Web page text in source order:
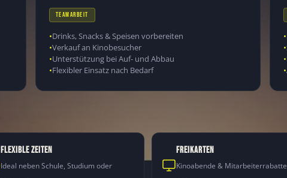
TEAMARBEIT
Drinks, Snacks & Speisen vorbereiten
Verkauf an Kinobesucher
Unterstützung bei Auf- und Abbau
Flexibler Einsatz nach Bedarf
FLEXIBLE ZEITEN
Ideal neben Schule, Studium oder
FREIKARTEN
Kinoabende & Mitarbeiterrabatte